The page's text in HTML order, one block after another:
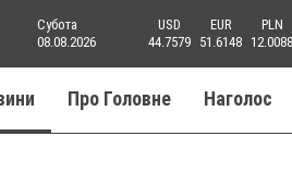
Субота
08.08.2026
USD
44.7579
EUR
51.6148
PLN
12.0088
Про Головне Наголос